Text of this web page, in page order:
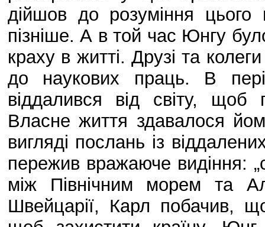
дійшов до розуміння
пізніше. А в той час Юнгу
краху в житті. Друзі та
до наукових праць. В
віддалився від світу, щоб
Власне життя здавалося
вигляді послань із
пережив вражаюче видіння:
між Північним морем та
Швейцарії, Карл побачив,